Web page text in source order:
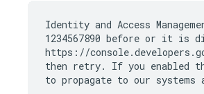
Identity and Access
1234567890 before or it is
https://
then retry. If you enabled